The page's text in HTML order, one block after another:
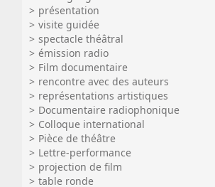
présentation
visite guidée
spectacle théâtral
émission radio
Film documentaire
rencontre avec des auteurs
représentations artistiques
Documentaire radiophonique
Colloque international
Pièce de théâtre
Lettre-performance
projection de film
table ronde